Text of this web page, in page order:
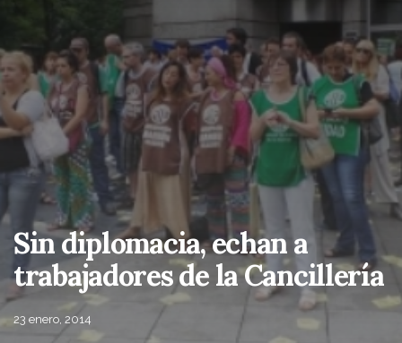
Sin diplomacia, echan a
trabajadores de la Cancillería
23 enero, 2014